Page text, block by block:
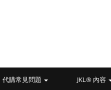
代購常見問題 JKL® 內容